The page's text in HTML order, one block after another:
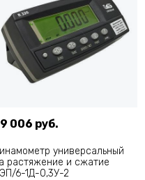
006 руб.
универсальный
растяжение и сжатие
6-1Д-0,3У-2